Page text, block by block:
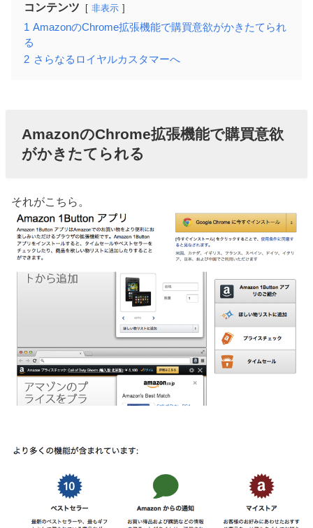
コンテンツ 非表示
1 AmazonのChrome拡張機能で購買意欲がかきたてられ
る
2 さらなるロイヤルカスタマーへ
AmazonのChrome拡張機能で購買意欲
がかきたてられる
それがこちら。